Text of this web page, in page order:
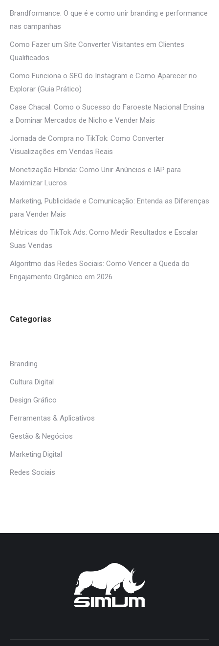
Brandformance: O que é e como unir branding e performance
nas campanhas
Como Fazer um Site Converter Visitantes em Clientes
Qualificados
Como Funciona o SEO do Instagram e Como Aparecer no
Explorar (Guia Prático)
Case Chacal: Como o Sucesso do Faroeste Nacional Ensina
a Dominar Mercados de Nicho e Vender Mais
Jornada de Compra no TikTok: Como Converter
Visualizações em Vendas Reais
Monetização Híbrida: Como Unir Anúncios e IAP para
Maximizar Lucros
Marketing, Publicidade e Comunicação: Entenda as Diferenças
para Vender Mais
Métricas do TikTok Ads: Como Medir Resultados e Escalar
Suas Vendas
Algoritmo das Redes Sociais: Como Vencer a Queda do
Engajamento Orgânico em 2026
Categorias
Branding
Cultura Digital
Design Gráfico
Ferramentas & Aplicativos
Gestão & Negócios
Marketing Digital
Redes Sociais